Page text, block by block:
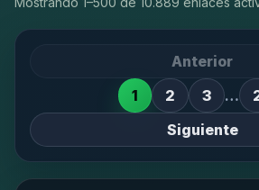
Anterior
1
2 3 …
Siguiente